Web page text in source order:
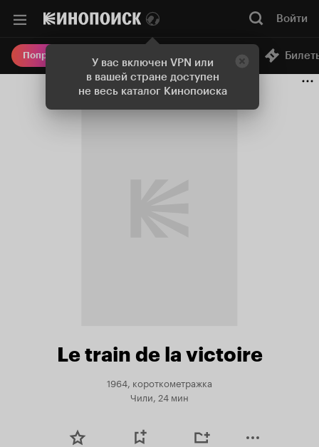
У вас включен VPN или
в вашей стране доступен
не весь каталог Кинопоиска
Войти
Попробовать Плюс Онлайн-кинотеатр
Le train de la victoire
1964, короткометражка
Чили, 24 мин